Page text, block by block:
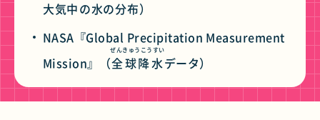
大気中の水の分布）
NASA『Global Precipitation Measurement
Mission』（全球降水
ぜんきゅうこうすい
データ）